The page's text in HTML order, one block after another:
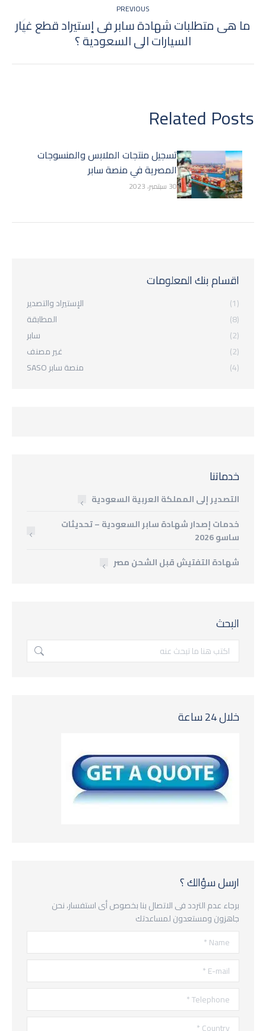
PREVIOUS
Previous
post:
ما هى متطلبات شهادة سابر فى إستيراد قطع غيار
السيارات الى السعودية ؟
Related Posts
تسجيل منتجات الملابس والمنسوجات
المصرية في منصة سابر
30 سبتمبر، 2023
اقسام بنك المعلومات
الإستيراد والتصدير
(1)
المطابقة
(8)
سابر
(2)
غير مصنف
(2)
منصة سابر SASO
(4)
خدماتنا
التصدير إلى المملكة العربية السعودية
خدمات إصدار شهادة سابر السعودية – تحديثات
ساسو 2026
شهادة التفتيش قبل الشحن مصر
البحث
البحث
خلال 24 ساعة
ارسل سؤالك ؟
برجاء عدم التردد فى الاتصال بنا بخصوص أى استفسار، نحن
جاهزون ومستعدون لمساعدتك
Name *
E-mail *
Telephone *
Country *